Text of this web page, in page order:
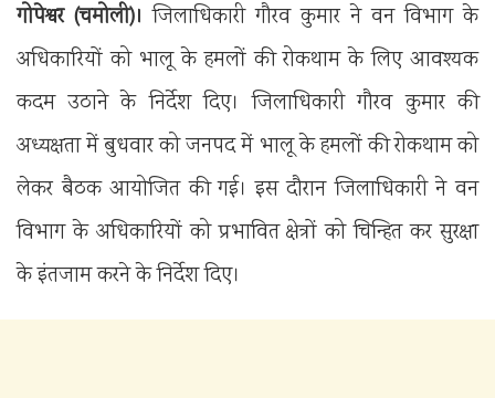
गोपेश्वर (चमोली)। जिलाधिकारी गौरव कुमार ने वन विभाग के
अधिकारियों को भालू के हमलों की रोकथाम के लिए आवश्यक
कदम उठाने के निर्देश दिए। जिलाधिकारी गौरव कुमार की
अध्यक्षता में बुधवार को जनपद में भालू के हमलों की रोकथाम को
लेकर बैठक आयोजित की गई। इस दौरान जिलाधिकारी ने वन
विभाग के अधिकारियों को प्रभावित क्षेत्रों को चिन्हित कर सुरक्षा
के इंतजाम करने के निर्देश दिए।